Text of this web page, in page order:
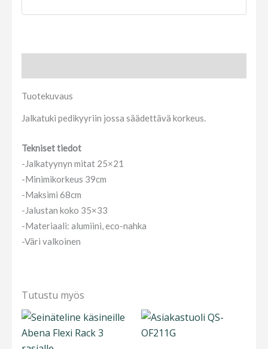
Tuotekuvaus
Jalkatuki pedikyyriin jossa säädettävä korkeus.
Tekniset tiedot
-Jalkatyynyn mitat 25×21
-Minimikorkeus 39cm
-Maksimi 68cm
-Jalustan koko 35×33
-Materiaali: alumiini, eco-nahka
-Väri valkoinen
Tutustu myös
Tällä